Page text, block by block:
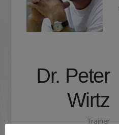
Dr. Peter
Wirtz
Trainer